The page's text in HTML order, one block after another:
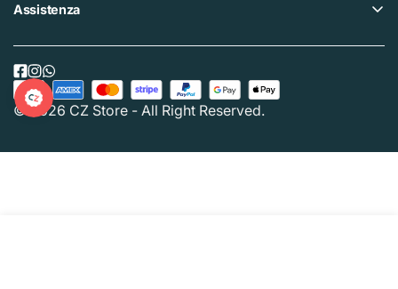
Acquista Gift Card
Traccia il tuo ordine
Assistenza
Help center
Privacy policy
Cookie policy
© 2026 CZ Store - All Right Reserved.